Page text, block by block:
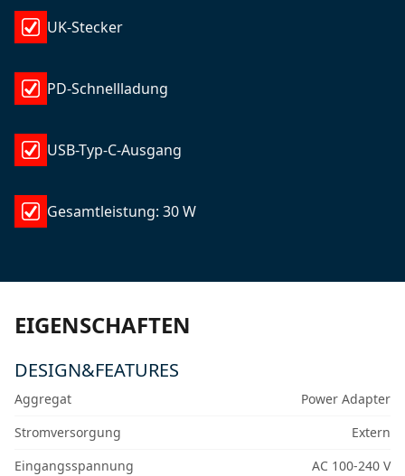
UK-Stecker
PD-Schnellladung
USB-Typ-C-Ausgang
Gesamtleistung: 30 W
EIGENSCHAFTEN
DESIGN&FEATURES
Aggregat
Power Adapter
Stromversorgung
Extern
Eingangsspannung
AC 100-240 V